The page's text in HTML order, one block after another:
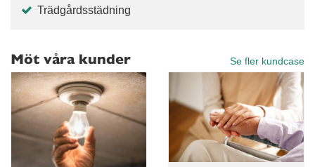
Trädgårdsstädning
Möt våra kunder Se fler kundcase